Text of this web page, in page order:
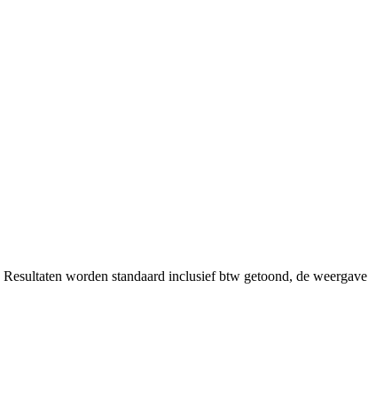
Resultaten worden standaard inclusief btw getoond, de weergave